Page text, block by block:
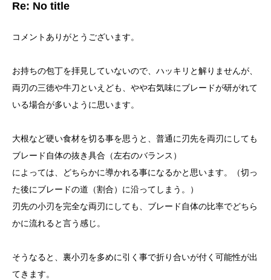
Re: No title
コメントありがとうございます。
お持ちの包丁を拝見していないので、ハッキリと解りませんが、
両刃の三徳や牛刀といえども、やや右気味にブレードが研がれて
いる場合が多いように思います。
大根など硬い食材を切る事を思うと、普通に刃先を両刃にしても
ブレード自体の抜き具合（左右のバランス）
によっては、どちらかに導かれる事になるかと思います。（切っ
た後にブレードの道（割合）に沿ってしまう。）
刃先の小刃を完全な両刃にしても、ブレード自体の比率でどちら
かに流れると言う感じ。
そうなると、裏小刃を多めに引く事で折り合いが付く可能性が出
てきます。